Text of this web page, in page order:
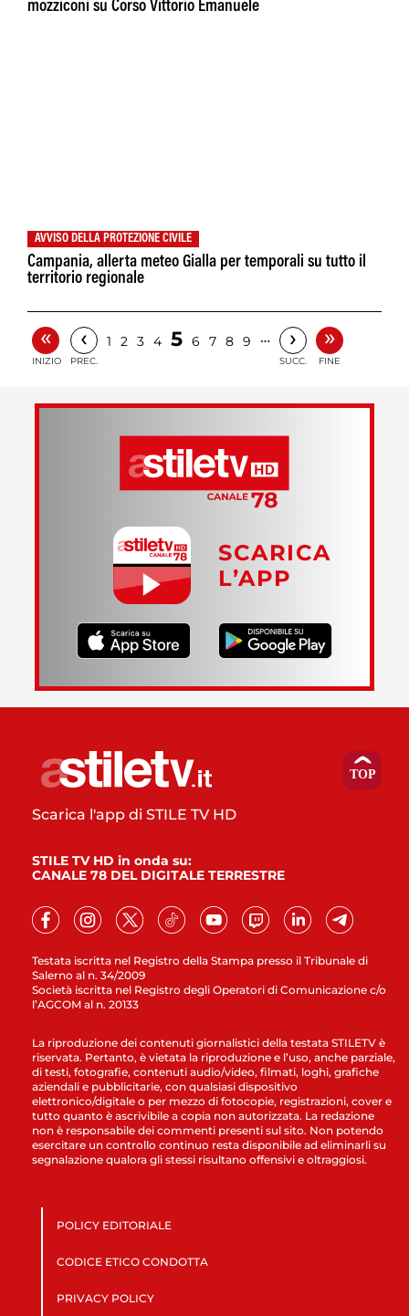
mozziconi su Corso Vittorio Emanuele
AVVISO DELLA PROTEZIONE CIVILE
Campania, allerta meteo Gialla per temporali su tutto il
territorio regionale
«
INIZIO
‹
PREC.
1 2 3 4 5 6 7 8 9 … ›
SUCC.
»
FINE
SCARICA
L’APP
Testata iscritta nel Registro della Stampa presso il Tribunale di
Salerno al n. 34/2009
Società iscritta nel Registro degli Operatori di Comunicazione c/o
l’AGCOM al n. 20133
Scarica l'app di STILE TV HD
STILE TV HD in onda su:
CANALE 78 DEL DIGITALE TERRESTRE
La riproduzione dei contenuti giornalistici della testata STILETV è
riservata. Pertanto, è vietata la riproduzione e l’uso, anche parziale,
di testi, fotografie, contenuti audio/video, filmati, loghi, grafiche
aziendali e pubblicitarie, con qualsiasi dispositivo
elettronico/digitale o per mezzo di fotocopie, registrazioni, cover e
tutto quanto è ascrivibile a copia non autorizzata. La redazione
non è responsabile dei commenti presenti sul sito. Non potendo
esercitare un controllo continuo resta disponibile ad eliminarli su
segnalazione qualora gli stessi risultano offensivi e oltraggiosi.
POLICY EDITORIALE
CODICE ETICO CONDOTTA
PRIVACY POLICY